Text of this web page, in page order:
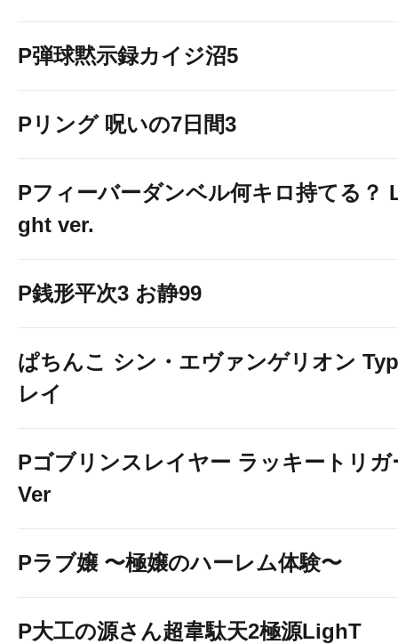
P弾球黙示録カイジ沼5
Pリング 呪いの7日間3
Pフィーバーダンベル何キロ持てる？
ght ver.
P銭形平次3 お静99
ぱちんこ シン・エヴァンゲリオン
レイ
Pゴブリンスレイヤー ラッキートリガ
Ver
Pラブ嬢 〜極嬢のハーレム体験〜
P大工の源さん超韋駄天2極源LighT